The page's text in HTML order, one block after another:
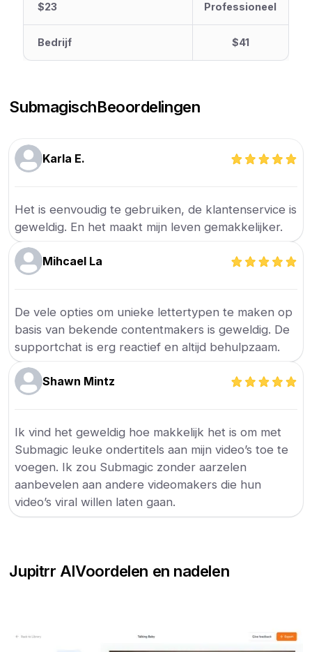
$23 Professioneel
Bedrijf $41
SubmagischBeoordelingen
Karla E.
Het is eenvoudig te gebruiken, de klantenservice is
geweldig. En het maakt mijn leven gemakkelijker.
Mihcael La
De vele opties om unieke lettertypen te maken op
basis van bekende contentmakers is geweldig. De
supportchat is erg reactief en altijd behulpzaam.
Shawn Mintz
Ik vind het geweldig hoe makkelijk het is om met
Submagic leuke ondertitels aan mijn video’s toe te
voegen. Ik zou Submagic zonder aarzelen
aanbevelen aan andere videomakers die hun
video’s viral willen laten gaan.
Jupitrr AIVoordelen en nadelen